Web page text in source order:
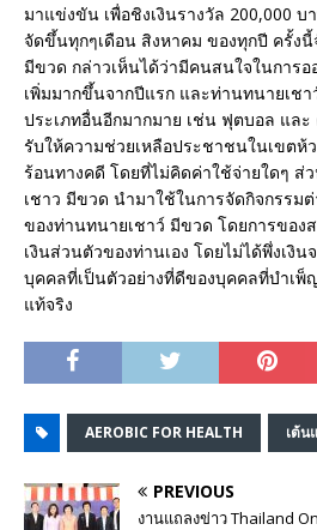
มาแข่งขัน เพื่อชิงเงินรางวัล 200,000 บ
จัดขึ้นทุกๆเดือน สิงหาคม ของทุกปี ครั้งนี้
มีขวด กล่าวเห็นได้ว่ามีคนสนใจในการอ
เพิ่มมากขึ้นจากปีแรก และท่านทนายเช
ประเภทอื่นอีกมากมาย เช่น ฟุตบอล และ
รับให้ความช่วยเหลือประชาชนในเขตห้
ร้อนทางคดี โดยที่ไม่คิดค่าใช้จ่ายใดๆ
เชาว มีขวด นำมาใช้ในการจัดกิจกรรม
ของท่านทนายเชาว์ มีขวด โดยการของ
เงินส่วนตัวของท่านเอง โดยไม่ได้พึ่งเงิ
บุคคลที่เป็นตัวอย่างที่ดีของบุคคลที่บำเพ็
แท้จริง
AEROBIC FOR HEALTH เต้น
PREVIOUS
งานแถลงข่าว Thailand